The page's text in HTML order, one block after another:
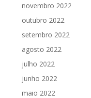
novembro 2022
outubro 2022
setembro 2022
agosto 2022
julho 2022
junho 2022
maio 2022